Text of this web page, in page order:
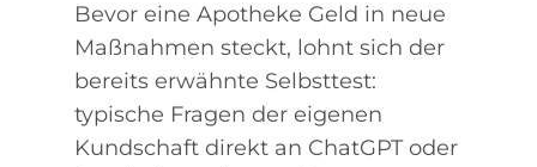
Bevor eine Apotheke Geld in neue
Maßnahmen steckt, lohnt sich der
bereits erwähnte Selbsttest:
typische Fragen der eigenen
Kundschaft direkt an ChatGPT oder